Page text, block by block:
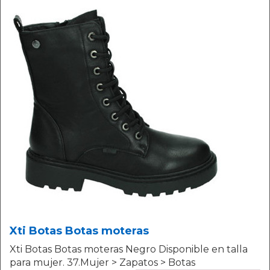
Xti Botas Botas moteras
Xti Botas Botas moteras Negro Disponible en talla
para mujer. 37.Mujer > Zapatos > Botas